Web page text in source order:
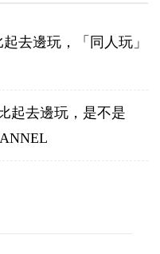
去邊玩，「同人玩」
起去邊玩，是不是